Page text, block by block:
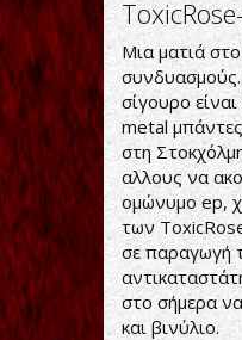
Μια ματιά
σίγουρο
metal
στη
αλλους να
ομώνυμο ep,
των
σε παραγωγή
στο σήμερα
και βινύλιο.